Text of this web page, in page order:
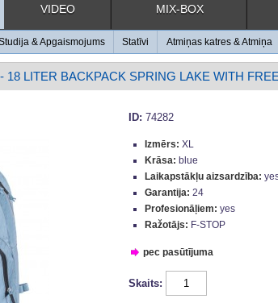
VIDEO MIX-BOX
& Apgaismojums Statīvi Atmiņas katres & Atmiņa
18 LITER BACKPACK SPRING LAKE WITH
ID: 74282
Izmērs: XL
Krāsa: blue
Laikapstākļu aizsardzība:
Garantija: 24
Profesionāļiem: yes
Ražotājs: F-STOP
pec pasūtījuma
Skaits: